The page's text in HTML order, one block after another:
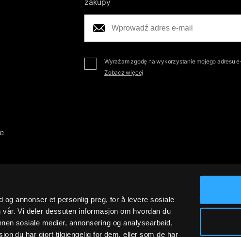
annonser et personlig preg, for å levere sosiale
Vi deler dessuten informasjon om hvordan du
sosiale medier, annonsering og analysearbeid,
du har gjort tilgjengelig for dem, eller som de har
2026
zakupy
Wyrażam zgodę na wykorzystanie mojego adresu
Zobacz więcej